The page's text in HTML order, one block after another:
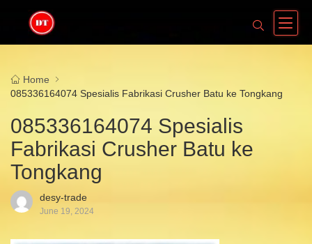
Home
085336164074 Spesialis Fabrikasi Crusher Batu ke Tongkang
085336164074 Spesialis
Fabrikasi Crusher Batu ke
Tongkang
desy-trade
June 19, 2024